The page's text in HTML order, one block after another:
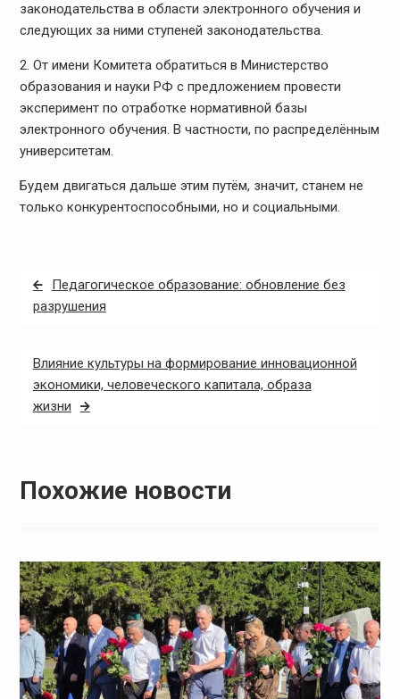
законодательства в области электронного обучения и
следующих за ними ступеней законодательства.
2. От имени Комитета обратиться в Министерство
образования и науки РФ с предложением провести
эксперимент по отработке нормативной базы
электронного обучения. В частности, по распределённым
университетам.
Будем двигаться дальше этим путём, значит, станем не
только конкурентоспособными, но и социальными.
Навигация
по
Педагогическое образование: обновление без
разрушения
Влияние культуры на формирование инновационной
экономики, человеческого капитала, образа
жизни
Похожие новости